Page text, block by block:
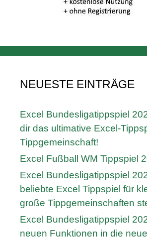
NEUESTE EINTRÄGE
Excel Bundesligatippspiel
dir das ultimative Excel-
Tippgemeinschaft!
Excel Fußball WM Tippspiel
Excel Bundesligatippspiel
beliebte Excel Tippspiel für
große Tippgemeinschaften
Excel Bundesligatippspiel
neuen Funktionen in die